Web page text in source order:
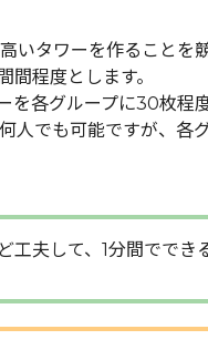
いタワーを作ることを競
間程度とします。
各グループに30枚程度
人でも可能ですが、各
工夫して、1分間ででき